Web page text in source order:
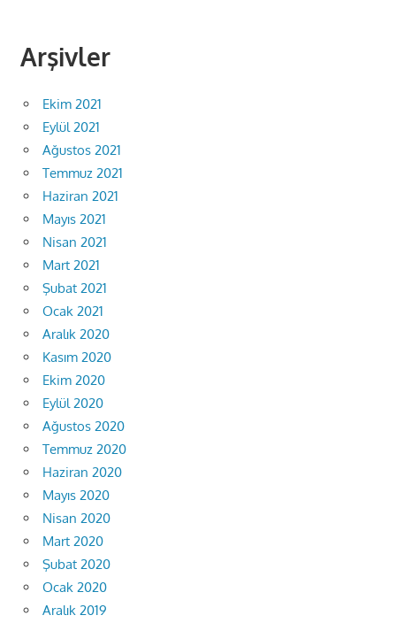
Arşivler
Ekim 2021
Eylül 2021
Ağustos 2021
Temmuz 2021
Haziran 2021
Mayıs 2021
Nisan 2021
Mart 2021
Şubat 2021
Ocak 2021
Aralık 2020
Kasım 2020
Ekim 2020
Eylül 2020
Ağustos 2020
Temmuz 2020
Haziran 2020
Mayıs 2020
Nisan 2020
Mart 2020
Şubat 2020
Ocak 2020
Aralık 2019